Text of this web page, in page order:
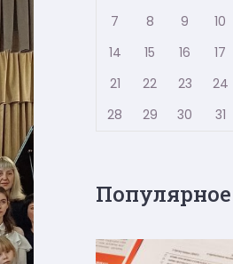
7
8 9 10
14
15 16 17
21
22 23 24
28
29 30 31
Популярное